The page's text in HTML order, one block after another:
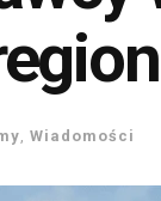
, Wiadomości